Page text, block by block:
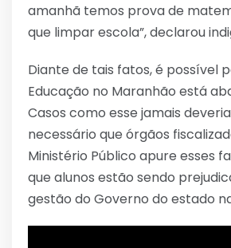
amanhã temos prova de
que limpar escola”, declarou
Diante de tais fatos, é possível
Educação no Maranhão está
Casos como esse jamais
necessário que órgãos
Ministério Público apure esses
que alunos estão sendo
gestão do Governo do estado